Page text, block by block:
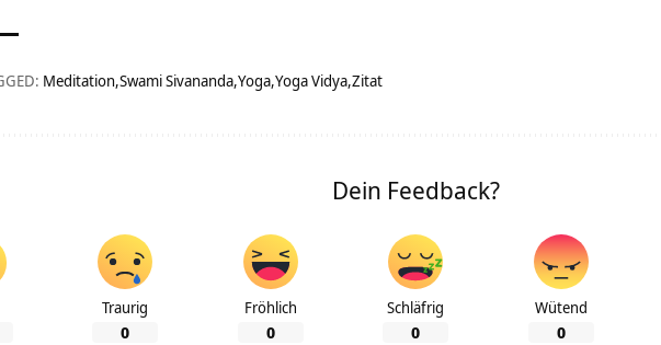
Meditation Swami Sivananda Yoga Yoga Vidya Zitat
Dein Feedback?
Traurig
0
Fröhlich
0
Schläfrig
0
Wütend
0